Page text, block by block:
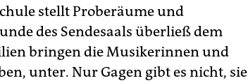
stellt Proberäume und
des Sendesaals überließ dem
bringen die Musikerinnen und
unter. Nur Gagen gibt es nicht, sie